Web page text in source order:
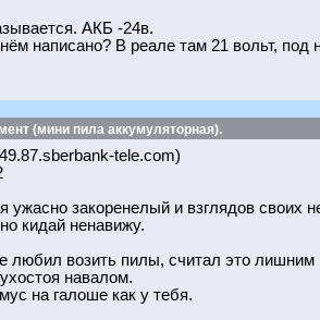
АКБ -24в.
написано? В реале там 21 вольт, под
(мини пила аккумуляторная).
tele.com)
ужасно закоренелый и взглядов своих
кидай ненавижу.
любил возить пилы, считал это
навалом.
на галоше как у тебя.